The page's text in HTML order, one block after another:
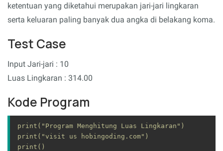
ketentuan yang diketahui merupakan jari-jari lingkaran
serta keluaran paling banyak dua angka di belakang koma.
Test Case
Input Jari-jari : 10
Luas Lingkaran : 314.00
Kode Program
print("Program Menghitung Luas Lingkaran")
print("visit us hobingoding.com")
print()